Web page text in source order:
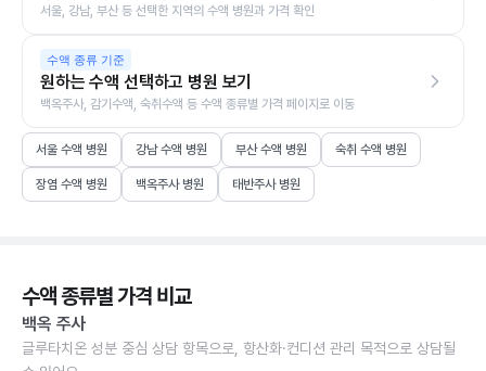
서울, 강남, 부산 등 선택한 지역의 수액 병원과 가격 확인
수액 종류 기준
원하는 수액 선택하고 병원 보기
백옥주사, 감기수액, 숙취수액 등 수액 종류별 가격 페이지로 이동
서울 수액 병원 강남 수액 병원 부산 수액 병원 숙취 수액 병원
장염 수액 병원 백옥주사 병원 태반주사 병원
수액 종류별 가격 비교
백옥 주사
글루타치온 성분 중심 상담 항목으로, 항산화·컨디션 관리 목적으로 상담될